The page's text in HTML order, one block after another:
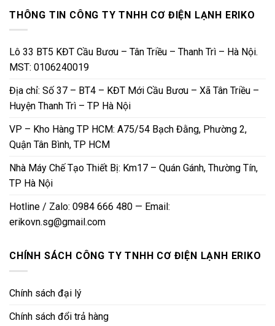
THÔNG TIN CÔNG TY TNHH CƠ ĐIỆN LẠNH ERIKO
Lô 33 BT5 KĐT Cầu Bươu – Tân Triều – Thanh Trì – Hà Nội.
MST: 0106240019
Địa chỉ: Số 37 – BT4 – KĐT Mới Cầu Bươu – Xã Tân Triều –
Huyện Thanh Trì – TP Hà Nội
VP – Kho Hàng TP HCM: A75/54 Bạch Đằng, Phường 2,
Quận Tân Bình, TP HCM
Nhà Máy Chế Tạo Thiết Bị: Km17 – Quán Gánh, Thường Tín,
TP Hà Nội
Hotline / Zalo: 0984 666 480 — Email:
erikovn.sg@gmail.com
CHÍNH SÁCH CÔNG TY TNHH CƠ ĐIỆN LẠNH ERIKO
Chính sách đại lý
Chính sách đổi trả hàng